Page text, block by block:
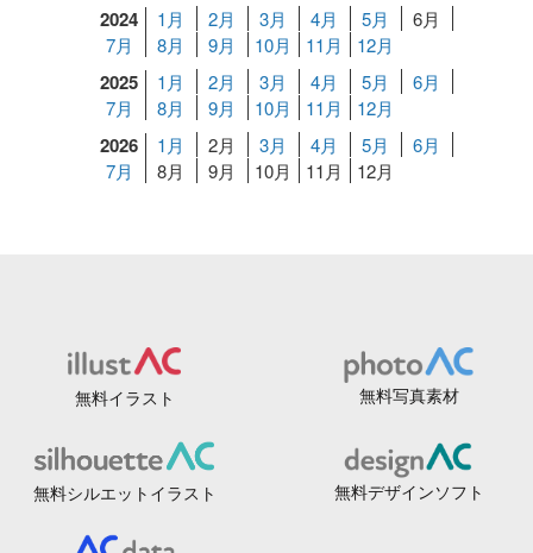
2024 1月 2月 3月 4月 5月
6月
7月
8月 9月 10月 11月 12月
2025 1月 2月 3月 4月 5月
6月
7月
8月 9月 10月 11月 12月
2026 1月 2月 3月 4月 5月
6月
7月
8月 9月 10月 11月 12月
無料イラスト 無料写真素材
無料シルエットイラスト 無料デザインソフト